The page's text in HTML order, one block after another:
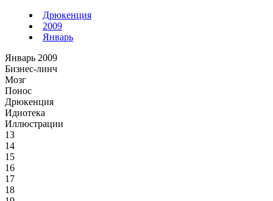
Дрюкенция
2009
Январь
Январь 2009
Бизнес-линч
Мозг
Понос
Дрюкенция
Идиотека
Иллюстрации
13
14
15
16
17
18